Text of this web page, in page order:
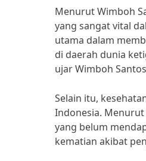
Menurut Wimboh
yang sangat vital
utama dalam
di daerah dunia
ujar Wimboh
Selain itu,
Indonesia.
yang belum
kematian akibat